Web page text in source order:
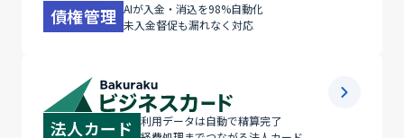
債権管理 AIが入金・消込を98%自動化
未入金督促も漏れなく対応
法人カード 利用データは自動で精算完了